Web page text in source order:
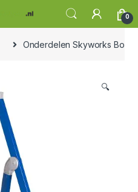
0
Onderdelen Skyworks
🔍